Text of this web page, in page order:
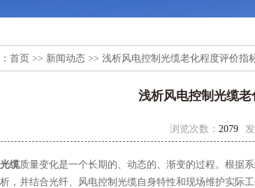
首页 >> 新闻动态 >> 浅析风电控制光缆老化程度评价指
浅析风电控制光缆
浏览次数： 2079
缆质量变化是一个长期的、动态的、渐变的过程。根据
，并结合光纤、风电控制光缆自身特性和现场维护实际